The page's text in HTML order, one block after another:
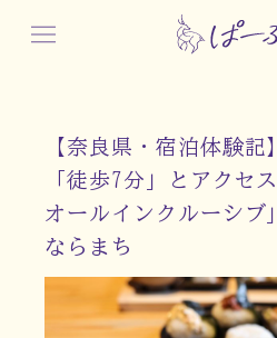
【奈良県・宿泊体験記
「徒歩7分」とアクセ
オールインクルーシ
ならまち